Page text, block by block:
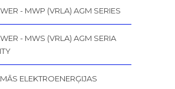
- MWP (VRLA) AGM SERIES
- MWS (VRLA) AGM SERIA
ELEKTROENERĢIJAS